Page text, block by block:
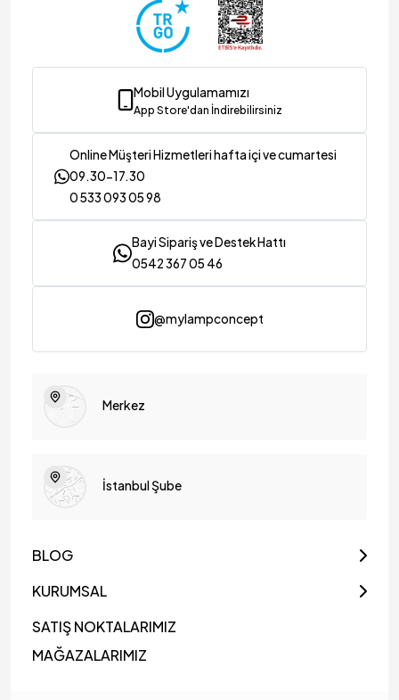
Mobil Uygulamamızı
App Store'dan İndirebilirsiniz
Online Müşteri Hizmetleri hafta içi ve cumartesi
09.30-17.30
0 533 093 05 98
Bayi Sipariş ve Destek Hattı
0542 367 05 46
@mylampconcept
Merkez
İstanbul Şube
BLOG
KURUMSAL
SATIŞ NOKTALARIMIZ
MAĞAZALARIMIZ